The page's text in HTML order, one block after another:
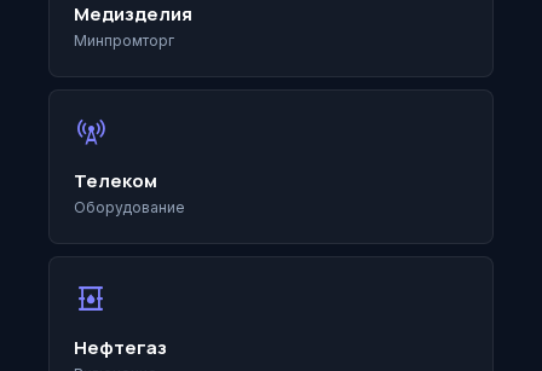
Медизделия
Минпромторг
cell_tower
Телеком
Оборудование
oil_barrel
Нефтегаз